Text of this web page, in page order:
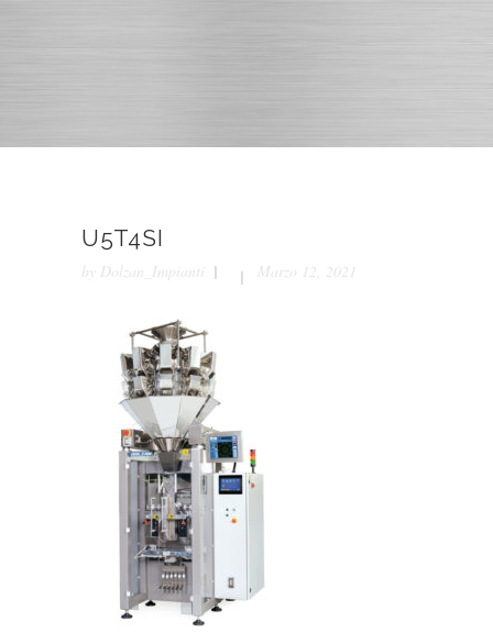
U5T4SI
by Dolzan_Impianti Marzo 12, 2021